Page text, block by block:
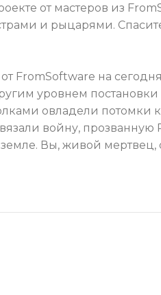
от мастеров из
и рыцарями.
FromSoftware на
уровнем
овладели
войну, прозванную
Вы, живой мертвец,